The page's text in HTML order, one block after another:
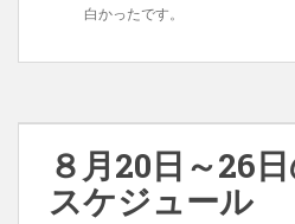
白かったです。
８月20日～26
スケジュール